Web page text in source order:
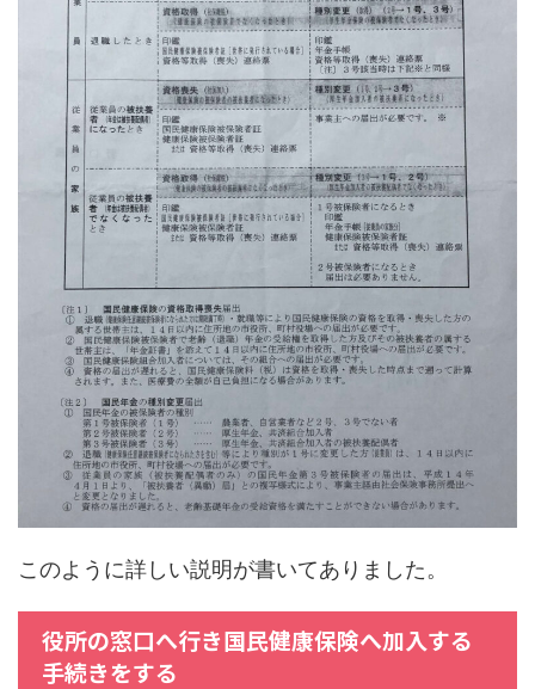
このように詳しい説明が書いてありました。
役所の窓口へ行き国民健康保険へ加入する
手続きをする